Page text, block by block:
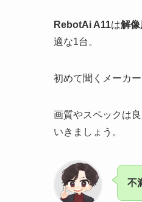
RebotAi A11は解
適な1台。
初めて聞くメーカ
画質やスペックは
いきましょう。
不